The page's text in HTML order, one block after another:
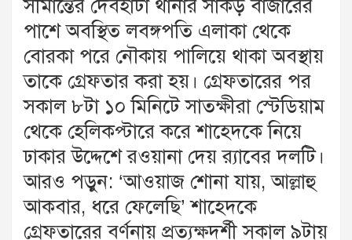
সীমান্তের দেবহাটা থানার সাকড় বাজারের
পাশে অবস্থিত লবঙ্গপতি এলাকা থেকে
বোরকা পরে নৌকায় পালিয়ে থাকা অবস্থায়
তাকে গ্রেফতার করা হয়। গ্রেফতারের পর
সকাল ৮টা ১০ মিনিটে সাতক্ষীরা স্টেডিয়াম
থেকে হেলিকপ্টারে করে শাহেদকে নিয়ে
ঢাকার উদ্দেশে রওয়ানা দেয় র‌্যাবের দলটি।
আরও পড়ুন: ‘আওয়াজ শোনা যায়, আল্লাহু
আকবার, ধরে ফেলেছি’ শাহেদকে
গ্রেফতারের বর্ণনায় প্রত্যক্ষদর্শী সকাল ৯টায়